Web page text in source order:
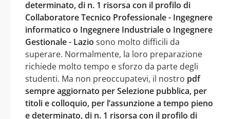
determinato, di n. 1 risorsa con il profilo di
Collaboratore Tecnico Professionale - Ingegnere
informatico o Ingegnere Industriale o Ingegnere
Gestionale - Lazio sono molto difficili da
superare. Normalmente, la loro preparazione
richiede molto tempo e sforzo da parte degli
studenti. Ma non preoccupatevi, il nostro pdf
sempre aggiornato per Selezione pubblica, per
titoli e colloquio, per l’assunzione a tempo pieno
e determinato, di n. 1 risorsa con il profilo di